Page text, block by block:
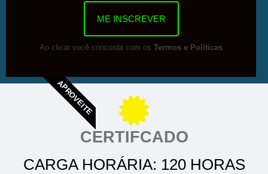
ME INSCREVER
Ao clicar você concorda com os Termos e Políticas
APROVEITE
CERTIFCADO
CARGA HORÁRIA: 120 HORAS